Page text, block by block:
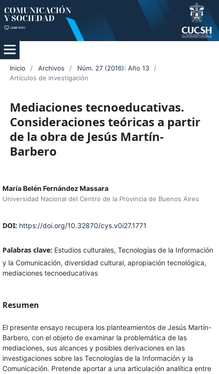
Inicio / Archivos / Núm. 27 (2016): Año 13
/
Artículos de investigación
Mediaciones tecnoeducativas.
Consideraciones teóricas a partir
de la obra de Jesús Martín-
Barbero
María Belén Fernández Massara
Universidad Nacional del Centro de la Provincia de Buenos Aires
DOI: https://doi.org/10.32870/cys.v0i27.1771
Palabras clave: Estudios culturales, Tecnologías de la Información
y la Comunicación, diversidad cultural, apropiación tecnológica,
mediaciones tecnoeducativas
Resumen
El presente ensayo recupera los planteamientos de Jesús Martín-
Barbero, con el objeto de examinar la problemática de las
mediaciones, sus alcances y posibles derivaciones en las
investigaciones sobre las Tecnologías de la Información y la
Comunicación. Pretende aportar a una articulación analítica entre